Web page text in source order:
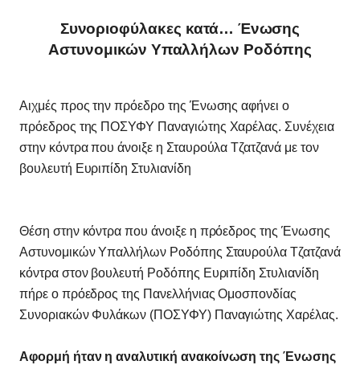
Συνοριοφύλακες κατά… Ένωσης
Αστυνομικών Υπαλλήλων Ροδόπης
Aιχμές προς την πρόεδρο της Ένωσης αφήνει ο
πρόεδρος της ΠΟΣΥΦΥ Παναγιώτης Χαρέλας. Συνέχεια
στην κόντρα που άνοιξε η Σταυρούλα Τζατζανά με τον
βουλευτή Ευριπίδη Στυλιανίδη
Θέση στην κόντρα που άνοιξε η πρόεδρος της Ένωσης
Αστυνομικών Υπαλλήλων Ροδόπης Σταυρούλα Τζατζανά
κόντρα στον βουλευτή Ροδόπης Ευριπίδη Στυλιανίδη
πήρε ο πρόεδρος της Πανελλήνιας Ομοσπονδίας
Συνοριακών Φυλάκων (ΠΟΣΥΦΥ) Παναγιώτης Χαρέλας.
Αφορμή ήταν η αναλυτική ανακοίνωση της Ένωσης